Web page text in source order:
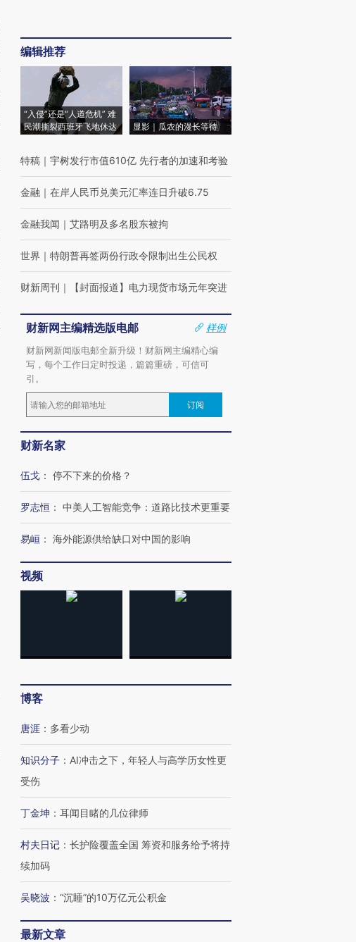
编辑推荐
“入侵”还是“人道危机” 难
民潮撕裂西班牙飞地休达
显影｜瓜农的漫长等待
特稿 ｜ 宇树发行市值610亿 先行者的加速和考验
金融 ｜ 在岸人民币兑美元汇率连日升破6.75
金融我闻 ｜ 艾路明及多名股东被拘
世界 ｜ 特朗普再签两份行政令限制出生公民权
财新周刊 ｜ 【封面报道】电力现货市场元年突进
财新网主编精选版电邮
样例
财新网新闻版电邮全新升级！财新网主编精心编
写，每个工作日定时投递，篇篇重磅，可信可
引。
订阅
财新名家
伍戈 ： 停不下来的价格？
罗志恒 ： 中美人工智能竞争：道路比技术更重要
易峘 ： 海外能源供给缺口对中国的影响
视频
博客
唐涯 ： 多看少动
知识分子 ： AI冲击之下，年轻人与高学历女性更
受伤
丁金坤 ： 耳闻目睹的几位律师
村夫日记 ： 长护险覆盖全国 筹资和服务给予将持
续加码
吴晓波 ： “沉睡”的10万亿元公积金
最新文章